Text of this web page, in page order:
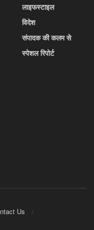
लाइफस्टाइल
विदेश
संपादक की कलम से
स्पेशल रिपोर्ट
Us